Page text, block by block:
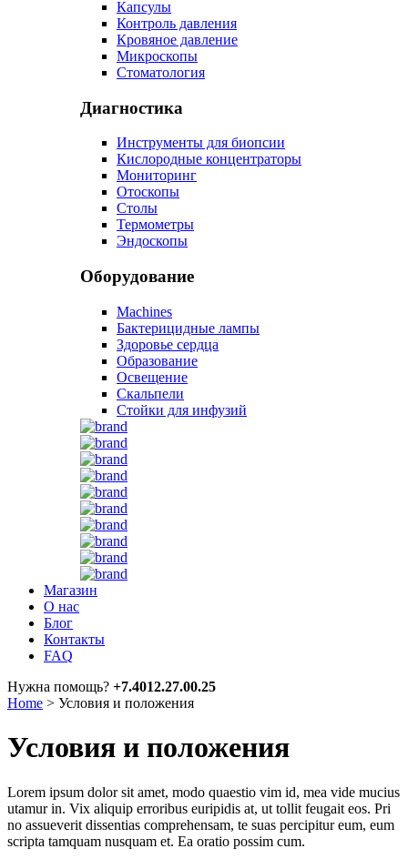
Капсулы
Контроль давления
Кровяное давление
Микроскопы
Стоматология
Диагностика
Инструменты для биопсии
Кислородные концентраторы
Мониторинг
Отоскопы
Столы
Термометры
Эндоскопы
Оборудование
Machines
Бактерицидные лампы
Здоровье сердца
Образование
Освещение
Скальпели
Стойки для инфузий
Магазин
О нас
Блог
Контакты
FAQ
Нужна помощь? +7.4012.27.00.25
Home > Условия и положения
Условия и положения
Lorem ipsum dolor sit amet, modo quaestio vim id, mea vide mucius
utamur in. Vix aliquip erroribus euripidis at, ut tollit feugait eos. Pri
no assueverit dissentias comprehensam, te suas percipitur eum, eum
scripta tamquam nusquam et. Ea oratio possim cum.